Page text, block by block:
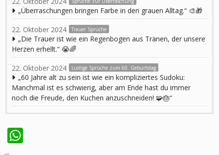
„Überraschungen bringen Farbe in den grauen Alltag.“ 🎨🎁
22. Oktober 2024 Trauer Sprüche
„Die Trauer ist wie ein Regenbogen aus Tränen, der unsere
Herzen erhellt.“ 😭🌈
22. Oktober 2024 Lustige Sprüche zum 60. Geburtstag
„60 Jahre alt zu sein ist wie ein kompliziertes Sudoku:
Manchmal ist es schwierig, aber am Ende hast du immer
noch die Freude, den Kuchen anzuschneiden! 🧩🎂“